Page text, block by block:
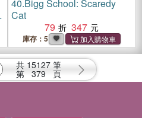
40.Bigg School: Scaredy
Cat
79
347
庫存：5
共 15127 筆
第 379 頁